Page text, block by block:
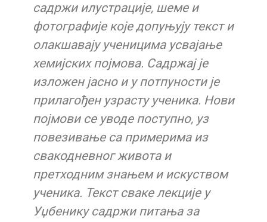
садржи илустрације, шеме и
фотографије које допуњују текст и
олакшавају ученицима усвајање
хемијских појмова. Садржај је
изложен јасно и у потпуности је
прилагођен узрасту ученика. Нови
појмови се уводе поступно, уз
повезивање са примерима из
свакодневног живота и
претходним знањем и искуством
ученика. Текст сваке лекције у
Уџбенику садржи питања за